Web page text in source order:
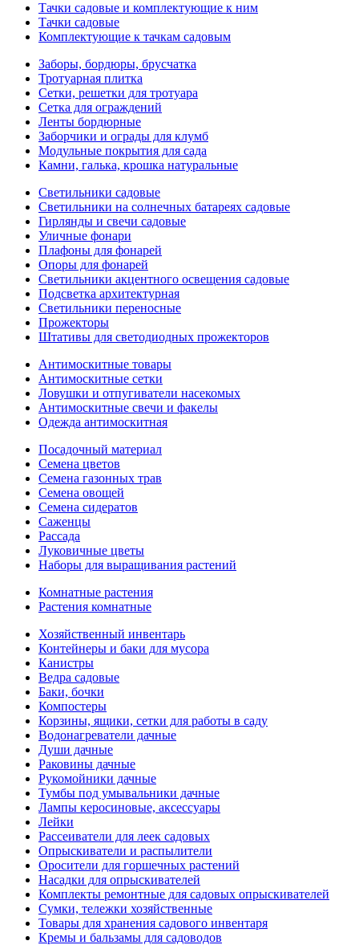
Тачки садовые и комплектующие к ним
Тачки садовые
Комплектующие к тачкам садовым
Заборы, бордюры, брусчатка
Тротуарная плитка
Сетки, решетки для тротуара
Сетка для ограждений
Ленты бордюрные
Заборчики и ограды для клумб
Модульные покрытия для сада
Камни, галька, крошка натуральные
Светильники садовые
Светильники на солнечных батареях садовые
Гирлянды и свечи садовые
Уличные фонари
Плафоны для фонарей
Опоры для фонарей
Светильники акцентного освещения садовые
Подсветка архитектурная
Светильники переносные
Прожекторы
Штативы для светодиодных прожекторов
Антимоскитные товары
Антимоскитные сетки
Ловушки и отпугиватели насекомых
Антимоскитные свечи и факелы
Одежда антимоскитная
Посадочный материал
Семена цветов
Семена газонных трав
Семена овощей
Семена сидератов
Саженцы
Рассада
Луковичные цветы
Наборы для выращивания растений
Комнатные растения
Растения комнатные
Хозяйственный инвентарь
Контейнеры и баки для мусора
Канистры
Ведра садовые
Баки, бочки
Компостеры
Корзины, ящики, сетки для работы в саду
Водонагреватели дачные
Души дачные
Раковины дачные
Рукомойники дачные
Тумбы под умывальники дачные
Лампы керосиновые, аксессуары
Лейки
Рассеиватели для леек садовых
Опрыскиватели и распылители
Оросители для горшечных растений
Насадки для опрыскивателей
Комплекты ремонтные для садовых опрыскивателей
Сумки, тележки хозяйственные
Товары для хранения садового инвентаря
Кремы и бальзамы для садоводов